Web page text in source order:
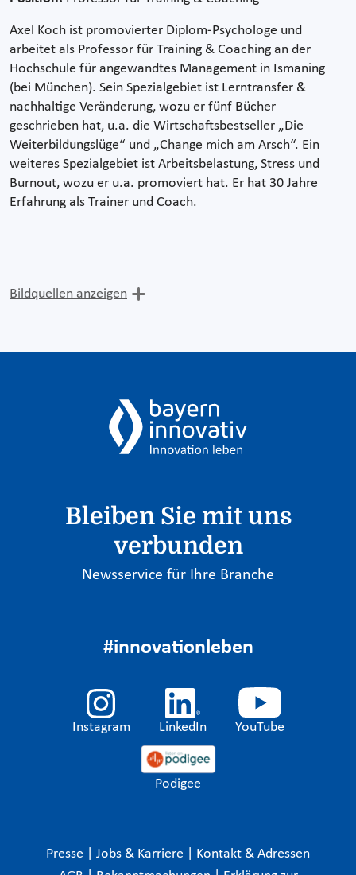
Axel Koch ist promovierter Diplom-Psychologe und
arbeitet als Professor für Training & Coaching an der
Hochschule für angewandtes Management in Ismaning
(bei München). Sein Spezialgebiet ist Lerntransfer &
nachhaltige Veränderung, wozu er fünf Bücher
geschrieben hat, u.a. die Wirtschaftsbestseller „Die
Weiterbildungslüge“ und „Change mich am Arsch“. Ein
weiteres Spezialgebiet ist Arbeitsbelastung, Stress und
Burnout, wozu er u.a. promoviert hat. Er hat 30 Jahre
Erfahrung als Trainer und Coach.
Bildquellen anzeigen
Bleiben Sie mit uns
verbunden
Newsservice für Ihre Branche
#innovationleben
Instagram LinkedIn YouTube
Podigee
Presse Jobs & Karriere
Kontakt & Adressen